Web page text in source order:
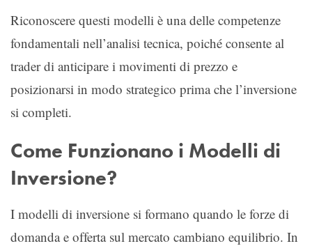
Riconoscere questi modelli è una delle competenze
fondamentali nell’analisi tecnica, poiché consente al
trader di anticipare i movimenti di prezzo e
posizionarsi in modo strategico prima che l’inversione
si completi.
Come Funzionano i Modelli di
Inversione?
I modelli di inversione si formano quando le forze di
domanda e offerta sul mercato cambiano equilibrio. In